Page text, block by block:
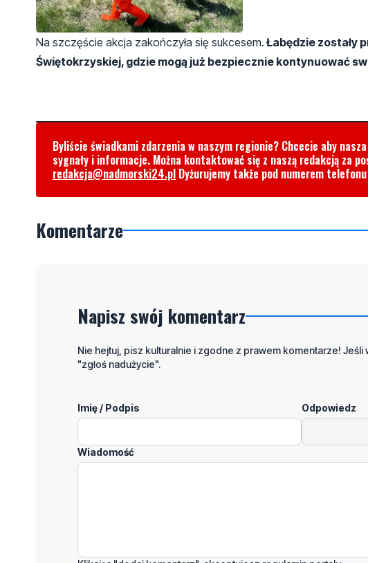
Na szczęście akcja zakończyła się sukcesem. Łabędzie zostały
Świętokrzyskiej, gdzie mogą już bezpiecznie kontynuować
Byliście świadkami zdarzenia w naszym regionie? Chcecie aby
sygnały i informacje. Można kontaktować się z naszą redakcją za
redakcja@nadmorski24.pl Dyżurujemy także pod numerem telefonu
Komentarze
Napisz swój komentarz
Nie hejtuj, pisz kulturalnie i zgodne z prawem komentarze!
"zgłoś nadużycie".
Imię / Podpis Odpowiedz
Wiadomość